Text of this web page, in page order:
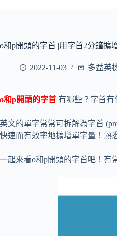
o和p開頭的字首 |用字首2分鐘擴
2022-11-03 多益英
o和p開頭的字首 有哪些？字首有
英文的單字常常可拆解為字首
快速而有效率地擴增單字量！熟
一起來看o和p開頭的字首吧！有